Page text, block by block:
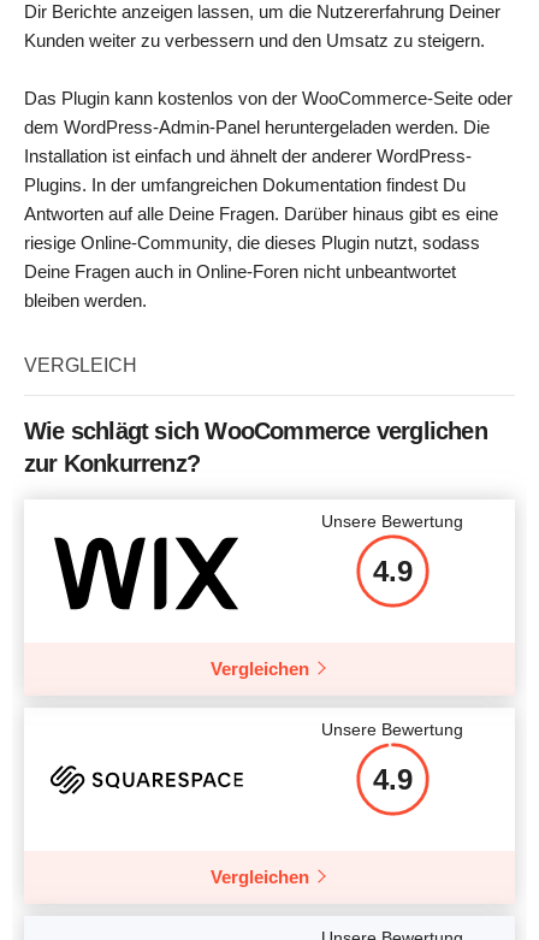
Dir Berichte anzeigen lassen, um die Nutzererfahrung Deiner
Kunden weiter zu verbessern und den Umsatz zu steigern.
Das Plugin kann kostenlos von der WooCommerce-Seite oder
dem WordPress-Admin-Panel heruntergeladen werden. Die
Installation ist einfach und ähnelt der anderer WordPress-
Plugins. In der umfangreichen Dokumentation findest Du
Antworten auf alle Deine Fragen. Darüber hinaus gibt es eine
riesige Online-Community, die dieses Plugin nutzt, sodass
Deine Fragen auch in Online-Foren nicht unbeantwortet
bleiben werden.
VERGLEICH
Wie schlägt sich WooCommerce verglichen
zur Konkurrenz?
Unsere Bewertung
4.9
Vergleichen
Unsere Bewertung
4.9
Vergleichen